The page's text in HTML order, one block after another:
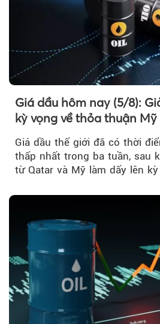
Giá dầu hôm nay (5/8):
kỳ vọng về thỏa thuận Mỹ
Giá dầu thế giới đã có thời
thấp nhất trong ba tuần, sau
từ Qatar và Mỹ làm dấy lên
Iran.